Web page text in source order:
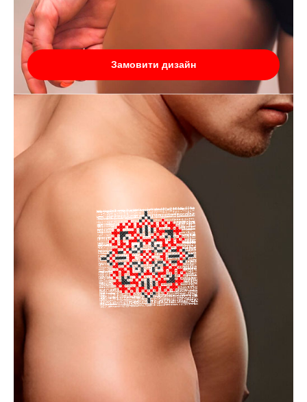
Замовити дизайн